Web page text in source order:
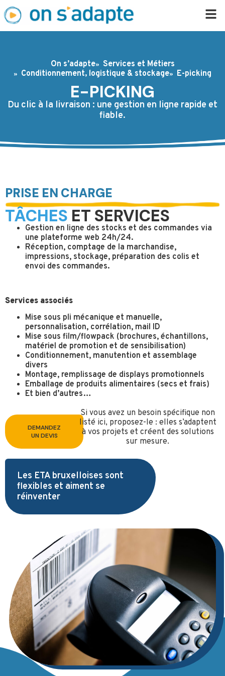
On s’adapte
Services et Métiers
Conditionnement, logistique & stockage
E-picking
E-PICKING
Du clic à la livraison : une gestion en ligne rapide et
fiable.
PRISE EN CHARGE
TÂCHES ET SERVICES
Gestion en ligne des stocks et des commandes via
une plateforme web 24h/24.
Réception, comptage de la marchandise,
impressions, stockage, préparation des colis et
envoi des commandes.
Services associés
Mise sous pli mécanique et manuelle,
personnalisation, corrélation, mail ID
Mise sous film/flowpack (brochures, échantillons,
matériel de promotion et de sensibilisation)
Conditionnement, manutention et assemblage
divers
Montage, remplissage de displays promotionnels
Emballage de produits alimentaires (secs et frais)
Et bien d’autres…
DEMANDEZ
UN DEVIS
Si vous avez un besoin spécifique non
listé ici, proposez-le : elles s’adaptent
à vos projets et créent des solutions
sur mesure.
Les ETA bruxelloises sont
flexibles et aiment se
réinventer